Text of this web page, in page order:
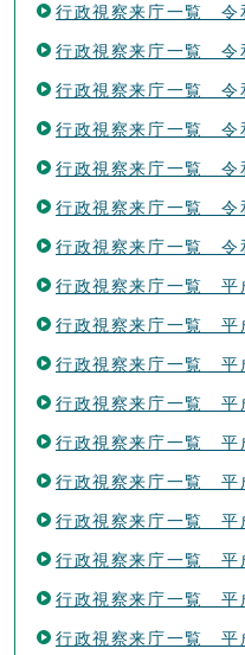
行政視察来庁一覧 令
行政視察来庁一覧 令
行政視察来庁一覧 令
行政視察来庁一覧 令
行政視察来庁一覧 令
行政視察来庁一覧 令
行政視察来庁一覧 令
行政視察来庁一覧 平
行政視察来庁一覧 平
行政視察来庁一覧 平
行政視察来庁一覧 平
行政視察来庁一覧 平
行政視察来庁一覧 平
行政視察来庁一覧 平
行政視察来庁一覧 平
行政視察来庁一覧 平
行政視察来庁一覧 平